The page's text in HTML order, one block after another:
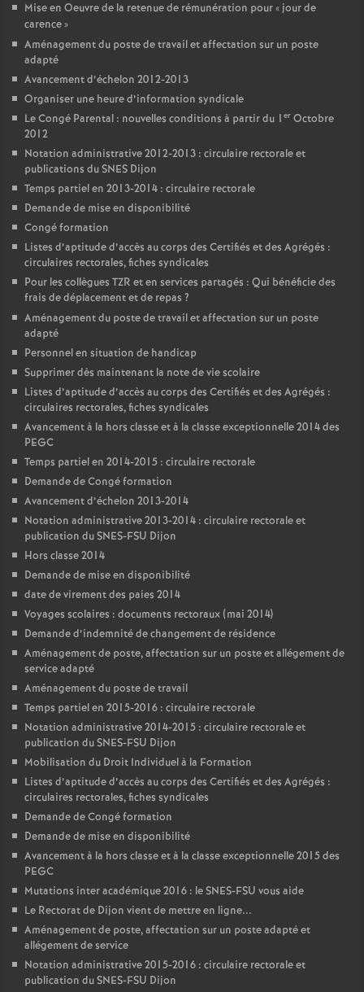
Mise en Oeuvre de la retenue de rémunération pour «jour de
carence»
Aménagement du poste de travail et affectation sur un poste
adapté
Avancement d’échelon 2012-2013
Organiser une heure d’information syndicale
Le Congé Parental : nouvelles conditions à partir du 1 er Octobre
2012
Notation administrative 2012-2013 : circulaire rectorale et
publications du SNES Dijon
Temps partiel en 2013-2014 : circulaire rectorale
Demande de mise en disponibilité
Congé formation
Listes d’aptitude d’accès au corps des Certifiés et des Agrégés :
circulaires rectorales, fiches syndicales
Pour les collègues TZR et en services partagés : Qui bénéficie des
frais de déplacement et de repas ?
Aménagement du poste de travail et affectation sur un poste
adapté
Personnel en situation de handicap
Supprimer dès maintenant la note de vie scolaire
Listes d’aptitude d’accès au corps des Certifiés et des Agrégés :
circulaires rectorales, fiches syndicales
Avancement à la hors classe et à la classe exceptionnelle 2014 des
PEGC
Temps partiel en 2014-2015 : circulaire rectorale
Demande de Congé formation
Avancement d’échelon 2013-2014
Notation administrative 2013-2014 : circulaire rectorale et
publication du SNES-FSU Dijon
Hors classe 2014
Demande de mise en disponibilité
date de virement des paies 2014
Voyages scolaires : documents rectoraux (mai 2014)
Demande d’indemnité de changement de résidence
Aménagement de poste, affectation sur un poste et allégement de
service adapté
Aménagement du poste de travail
Temps partiel en 2015-2016 : circulaire rectorale
Notation administrative 2014-2015 : circulaire rectorale et
publication du SNES-FSU Dijon
Mobilisation du Droit Individuel à la Formation
Listes d’aptitude d’accès au corps des Certifiés et des Agrégés :
circulaires rectorales, fiches syndicales
Demande de Congé formation
Demande de mise en disponibilité
Avancement à la hors classe et à la classe exceptionnelle 2015 des
PEGC
Mutations inter académique 2016 : le SNES-FSU vous aide
Le Rectorat de Dijon vient de mettre en ligne...
Aménagement de poste, affectation sur un poste adapté et
allégement de service
Notation administrative 2015-2016 : circulaire rectorale et
publication du SNES-FSU Dijon